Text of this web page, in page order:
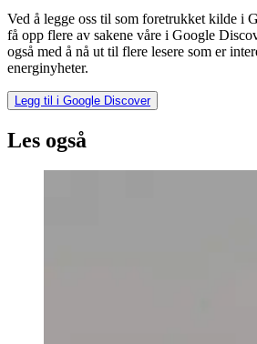
Ved å legge oss til som foretrukket kilde i
få opp flere av sakene våre i Google
også med å nå ut til flere lesere som er
energinyheter.
Legg til i Google Discover
Les også